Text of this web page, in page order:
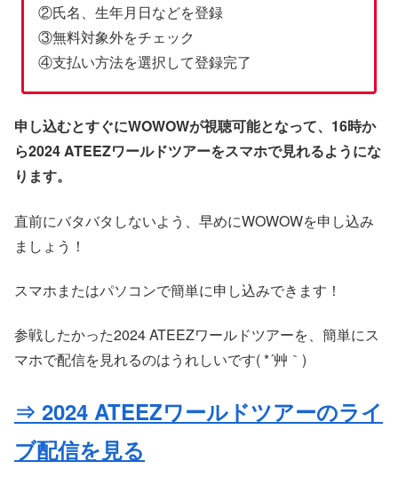
②氏名、生年月日などを登録
③無料対象外をチェック
④支払い方法を選択して登録完了
申し込むとすぐにWOWOWが視聴可能となって、16時か
ら2024 ATEEZワールドツアーをスマホで見れるようにな
ります。
直前にバタバタしないよう、早めにWOWOWを申し込み
ましょう！
スマホまたはパソコンで簡単に申し込みできます！
参戦したかった2024 ATEEZワールドツアーを、簡単にス
マホで配信を見れるのはうれしいです( *´艸｀)
⇒ 2024 ATEEZワールドツアーのライ
ブ配信を見る